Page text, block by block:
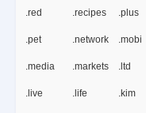
.red .recipes .plus
.pet .network .mobi
.media .markets .ltd
.live .life .kim